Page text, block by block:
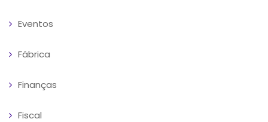
Eventos
Fábrica
Finanças
Fiscal